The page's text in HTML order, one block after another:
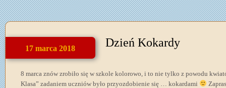
17 marca 2018 Dzień Kokardy
8 marca znów zrobiło się w szkole kolorowo, i to nie tylko z powodu
Klasa” zadaniem uczniów było przyozdobienie się … kokardami